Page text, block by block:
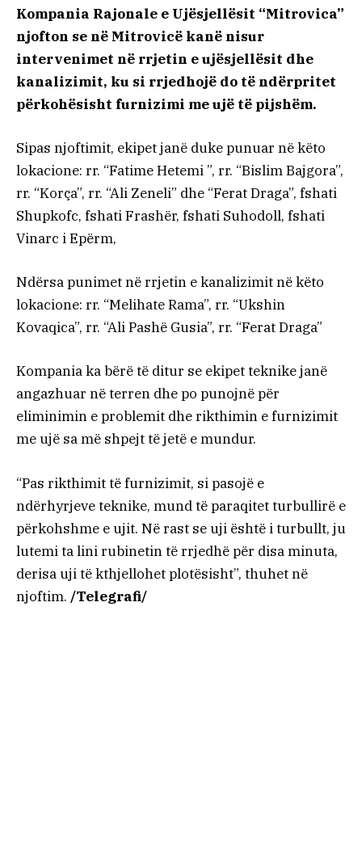
Kompania Rajonale e Ujësjellësit “Mitrovica”
njofton se në Mitrovicë kanë nisur
intervenimet në rrjetin e ujësjellësit dhe
kanalizimit, ku si rrjedhojë do të ndërpritet
përkohësisht furnizimi me ujë të pijshëm.
Sipas njoftimit, ekipet janë duke punuar në këto
lokacione: rr. “Fatime Hetemi ”, rr. “Bislim Bajgora”,
rr. “Korça”, rr. “Ali Zeneli” dhe “Ferat Draga”, fshati
Shupkofc, fshati Frashër, fshati Suhodoll, fshati
Vinarc i Epërm,
Ndërsa punimet në rrjetin e kanalizimit në këto
lokacione: rr. “Melihate Rama”, rr. “Ukshin
Kovaqica”, rr. “Ali Pashë Gusia”, rr. “Ferat Draga”
Kompania ka bërë të ditur se ekipet teknike janë
angazhuar në terren dhe po punojnë për
eliminimin e problemit dhe rikthimin e furnizimit
me ujë sa më shpejt të jetë e mundur.
“Pas rikthimit të furnizimit, si pasojë e
ndërhyrjeve teknike, mund të paraqitet turbullirë e
përkohshme e ujit. Në rast se uji është i turbullt, ju
lutemi ta lini rubinetin të rrjedhë për disa minuta,
derisa uji të kthjellohet plotësisht”, thuhet në
njoftim. /Telegrafi/